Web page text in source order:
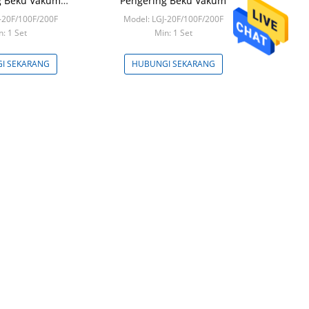
Buah
100F/200F
1 Set
SEKARANG
Model: LGJ-20F/100F/200F
Min: 1 Set
HUBUNGI SEKARANG